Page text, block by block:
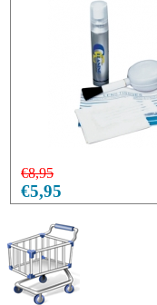
€8,95
€5,95